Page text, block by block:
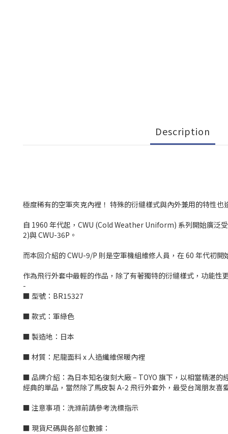
Description
極度稀有的空軍夾克內裡！ 特殊的衍縫樣式與內外兼用的特性也
自 1960 年代起，CWU (Cold Weather Uniform) 系列開始廣泛
2)與 CWU-36P。
而本回介紹的 CWU-9/P 則是空軍機組維修人員，在 60 年代初
作為飛行外套中最輕的作品，除了有著獨特的衍縫樣式，功能
-
■ 型號：BR15327
■ 款式：軍綠色
■ 製造地：日本
■ 材質：尼龍面料 x 人造纖維保暖內裡
■ 品牌介紹：為日本知名復刻大廠 – TOYO 旗下，以相當精湛
經典的單品，當然除了馬皮製 A-2 飛行外套外，最受台灣朋友
■ 注意事項：洗滌前請參考洗標指示
■ 現貨尺碼與各部位數據：